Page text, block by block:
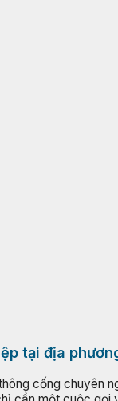
tại địa
cống chuyên